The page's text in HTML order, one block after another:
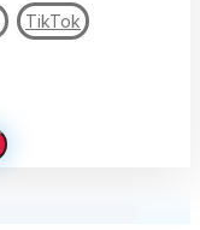
TikTok